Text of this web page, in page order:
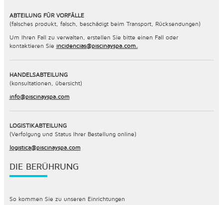
ABTEILUNG FÜR VORFÄLLE
(falsches produkt, falsch, beschädigt beim Transport, Rücksendungen)
Um Ihren Fall zu verwalten, erstellen Sie bitte einen Fall oder
kontaktieren Sie incidencias@piscinayspa.com.
HANDELSABTEILUNG
(konsultationen, übersicht)
info@piscinayspa.com
LOGISTIKABTEILUNG
(Verfolgung und Status Ihrer Bestellung online)
logistica@piscinayspa.com
DIE BERÜHRUNG
So kommen Sie zu unseren Einrichtungen